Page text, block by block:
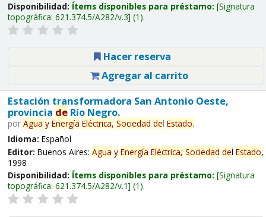
Disponibilidad: Ítems disponibles para préstamo: Signatura
topográfica: 621.374.5/A282/v.3 (1).
Hacer reserva
Agregar al carrito
Estación transformadora San Antonio Oeste,
provincia deRío Negro.
por Agua y Energía Eléctrica, Sociedad del Estado.
Idioma: Español
Editor: Buenos Aires: Agua y Energía Eléctrica, Sociedad del Estado,
1998
Disponibilidad: Ítems disponibles para préstamo: Signatura
topográfica: 621.374.5/A282/v.1 (1).